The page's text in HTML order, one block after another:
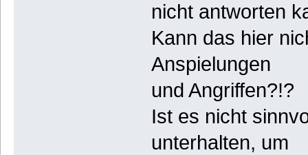
nicht antworten
Kann das hier
Anspielungen
und Angriffen?!?
Ist es nicht
unterhalten, um